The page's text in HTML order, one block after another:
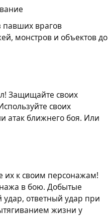
павших врагов
монстров и объектов до
Защищайте своих
своих
атак ближнего боя. Или
их к своим персонажам!
в бою. Добытые
ответный удар при
жизни у